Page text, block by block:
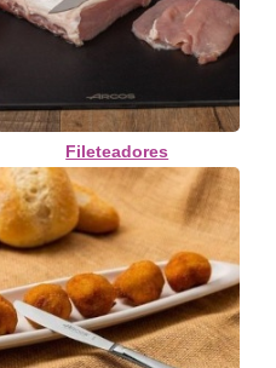
Fileteadores